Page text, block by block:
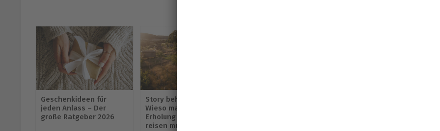
Geschenkideen für
jeden Anlass – Der
große Ratgeber 2026
Story behind Vol. 7:
Wieso man für echte
Erholung nicht weit
reisen muss